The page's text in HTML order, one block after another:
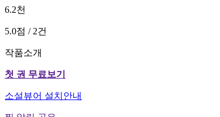
6.2천
5.0점 / 2건
작품소개
첫 권 무료보기
소설뷰어 설치안내